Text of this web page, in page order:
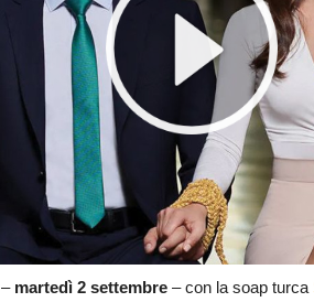
martedì 2 settembre – con la soap turca